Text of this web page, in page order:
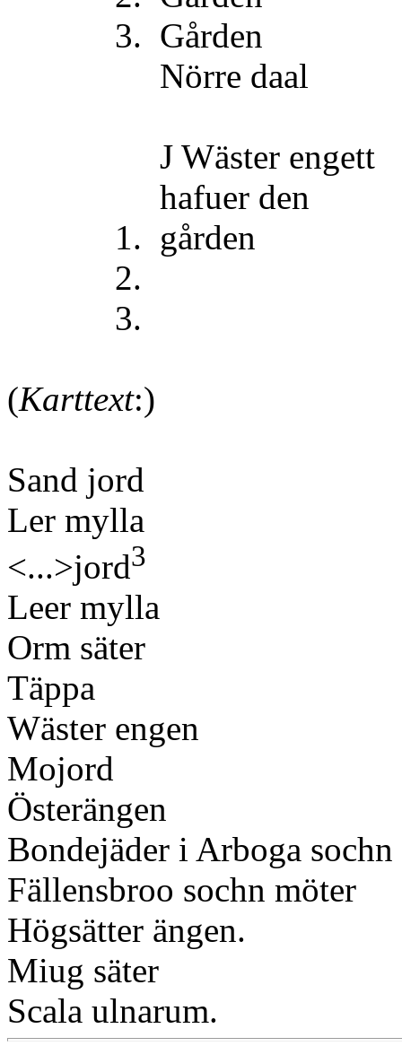
3.
Nörre
J Wäster engett
hafuer den
1. gården
2.
3.
(Karttext:)
Sand jord
Ler mylla
<...>jord3
Leer mylla
Orm säter
Täppa
Wäster engen
Mojord
Österängen
Bondejäder i Arboga
Fällensbroo sochn möter
Högsätter ängen.
Miug säter
Scala ulnarum.